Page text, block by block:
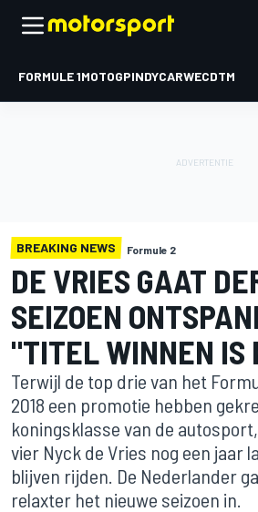
FORMULE 1MOTOGPINDYCARWECDTM
BREAKING NEWS Formule 2
DE VRIES GAAT
SEIZOEN
"TITEL WINNEN IS
Terwijl de top drie van het
2018 een promotie hebben
koningsklasse van de
vier Nyck de Vries nog een jaar
blijven rijden. De Nederlander
relaxter het nieuwe seizoen in.